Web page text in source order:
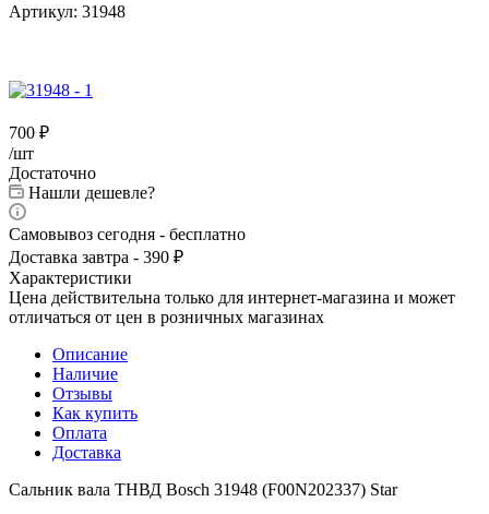
Артикул: 31948
700 ₽
/шт
Достаточно
Нашли дешевле?
Самовывоз сегодня - бесплатно
Доставка завтра - 390 ₽
Характеристики
Цена действительна только для интернет-магазина и может
отличаться от цен в розничных магазинах
Описание
Наличие
Отзывы
Как купить
Оплата
Доставка
Сальник вала ТНВД Bosch 31948 (F00N202337) Star